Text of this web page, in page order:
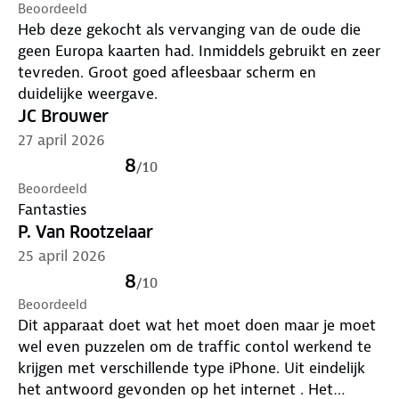
Beoordeeld
Heb deze gekocht als vervanging van de oude die
geen Europa kaarten had. Inmiddels gebruikt en zeer
tevreden. Groot goed afleesbaar scherm en
duidelijke weergave.
JC Brouwer
27 april 2026
8/10
Beoordeeld
Fantasties
P. Van Rootzelaar
25 april 2026
8/10
Beoordeeld
Dit apparaat doet wat het moet doen maar je moet
wel even puzzelen om de traffic contol werkend te
krijgen met verschillende type iPhone. Uit eindelijk
het antwoord gevonden op het internet . Het